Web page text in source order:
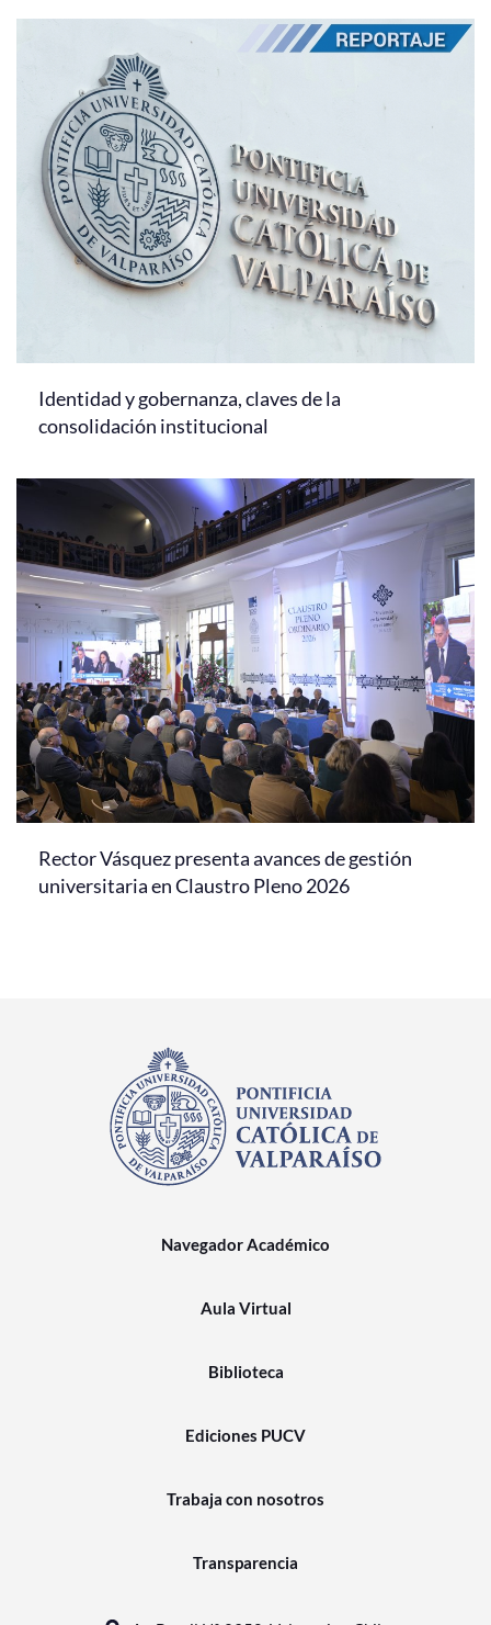
Identidad y gobernanza, claves de la
consolidación institucional
Rector Vásquez presenta avances de gestión
universitaria en Claustro Pleno 2026
Navegador Académico
Aula Virtual
Biblioteca
Ediciones PUCV
Trabaja con nosotros
Transparencia